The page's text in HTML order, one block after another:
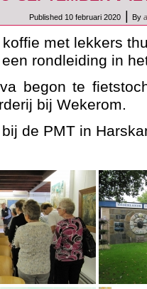
Published 10 februari 2020 By
met lekkers
rondleiding in
begon te
bij Wekerom.
de PMT in